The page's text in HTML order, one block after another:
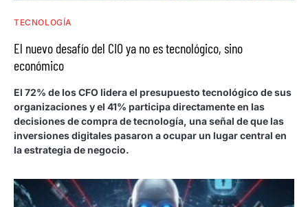
TECNOLOGÍA
El nuevo desafío del CIO ya no es tecnológico, sino
económico
El 72% de los CFO lidera el presupuesto tecnológico de sus
organizaciones y el 41% participa directamente en las
decisiones de compra de tecnología, una señal de que las
inversiones digitales pasaron a ocupar un lugar central en
la estrategia de negocio.